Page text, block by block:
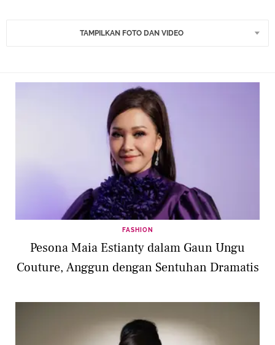
TAMPILKAN FOTO DAN VIDEO
FASHION
Pesona Maia Estianty dalam Gaun Ungu
Couture, Anggun dengan Sentuhan Dramatis